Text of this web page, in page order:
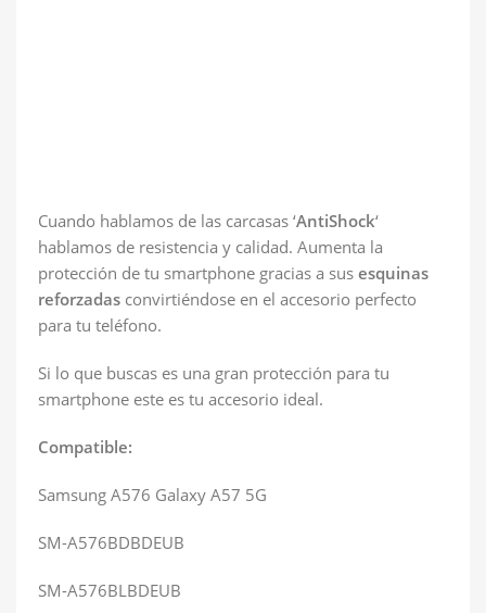
Cuando hablamos de las carcasas ‘AntiShock‘
hablamos de resistencia y calidad. Aumenta la
protección de tu smartphone gracias a sus esquinas
reforzadas convirtiéndose en el accesorio perfecto
para tu teléfono.
Si lo que buscas es una gran protección para tu
smartphone este es tu accesorio ideal.
Compatible:
Samsung A576 Galaxy A57 5G
SM-A576BDBDEUB
SM-A576BLBDEUB